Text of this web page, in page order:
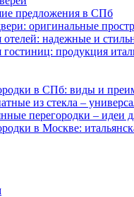
предложения в СПб
оригинальные
надежные и
продукция
в СПб: виды и
из стекла –
перегородки – идеи
в Москве: